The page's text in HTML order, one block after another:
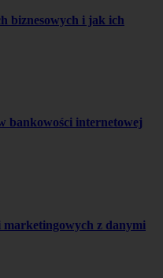
biznesowych i jak ich
bankowości internetowej
marketingowych z danymi